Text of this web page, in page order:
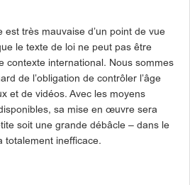
est très mauvaise d’un point de vue
le texte de loi ne peut pas être
contexte international. Nous sommes
de l’obligation de contrôler l’âge
et de vidéos. Avec les moyens
sa mise en œuvre sera
soit une grande débâcle – dans le
totalement inefficace.